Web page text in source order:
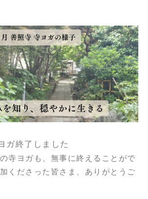
ガ終了しました
寺ヨガも、無事に終えることがで
くださった皆さま、ありがとうご